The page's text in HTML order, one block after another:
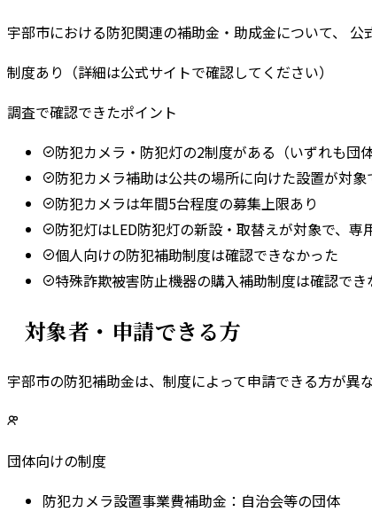
宇部市における防犯関連の補助金・助成金について、
制度あり（詳細は公式サイトで確認してください）
調査で確認できたポイント
防犯カメラ・防犯灯の2制度がある（いずれも団体
防犯カメラ補助は公共の場所に向けた設置が対
防犯カメラは年間5台程度の募集上限あり
防犯灯はLED防犯灯の新設・取替えが対象で、専
個人向けの防犯補助制度は確認できなかった
特殊詐欺被害防止機器の購入補助制度は確認でき
対象者・申請できる方
宇部市の防犯補助金は、制度によって申請できる方が異
団体向けの制度
防犯カメラ設置事業費補助金 ： 自治会等の団体